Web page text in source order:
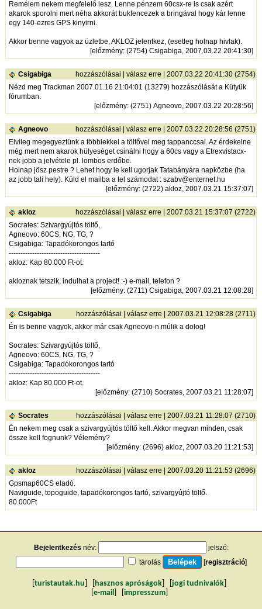
Remélem nekem megfelelő lesz. Lenne pénzem 60csx-re is csak azért
akarok sporolni mert néha akkorát bukfencezek a bringával hogy kár lenne
egy 140-ezres GPS kinyirni.
Akkor benne vagyok az üzletbe, AKLOZ jelentkez, (esetleg holnap hivlak).
[előzmény: (2754) Csigabiga, 2007.03.22 20:41:30]
Csigabiga hozzászólásai válasz erre | 2007.03.22 20:41:30 (2754)
Nézd meg Trackman 2007.01.16 21:04:01 (13279) hozzászólását a Kütyük
fórumban.
[előzmény: (2751) Agneovo, 2007.03.22 20:28:56]
Agneovo hozzászólásai válasz erre | 2007.03.22 20:28:56 (2751)
Elvileg megegyeztünk a többiekkel a töltővel meg tappanccsal. Az érdekelne
még mert nem akarok hülyeséget csinálni hogy a 60cs vagy a Etrexvistacx-
nek jobb a jelvétele pl. lombos erdőbe.
Holnap jösz pestre ? Lehet hogy le kell ugorjak Tatabányára napközbe (ha
az jobb tali hely). Küld el mailba a tel számodat : szabv@enternet.hu
[előzmény: (2722) akloz, 2007.03.21 15:37:07]
akloz hozzászólásai válasz erre | 2007.03.21 15:37:07 (2722)
Socrates: Szivargyújtós töltő,
Agneovo: 60CS, NG, TG, ?
Csigabiga: Tapadókorongos tartó
---------------------------------------
akloz: Kap 80.000 Ft-ot.
akloznak tetszik, indulhat a project! :-) e-mail, telefon ?
[előzmény: (2711) Csigabiga, 2007.03.21 12:08:28]
Csigabiga hozzászólásai válasz erre | 2007.03.21 12:08:28 (2711)
Én is benne vagyok, akkor már csak Agneovo-n múlik a dolog!
Socrates: Szivargyújtós töltő,
Agneovo: 60CS, NG, TG, ?
Csigabiga: Tapadókorongos tartó
---------------------------------------
akloz: Kap 80.000 Ft-ot.
[előzmény: (2710) Socrates, 2007.03.21 11:28:07]
Socrates hozzászólásai válasz erre | 2007.03.21 11:28:07 (2710)
Én nekem meg csak a szivargyújtós töltő kell. Akkor megvan minden, csak
össze kell fognunk? Vélemény?
[előzmény: (2696) akloz, 2007.03.20 11:21:53]
akloz hozzászólásai válasz erre | 2007.03.20 11:21:53 (2696)
Gpsmap60CS eladó.
Naviguide, topoguide, tapadókorongos tartó, szivargyújtó töltő.
80.000Ft
Bejelentkezés név:
jelszó:
tárolás
[regisztráció]
turistautak.hu hasznos apróságok jogi tudnivalók
e-mail impresszum]